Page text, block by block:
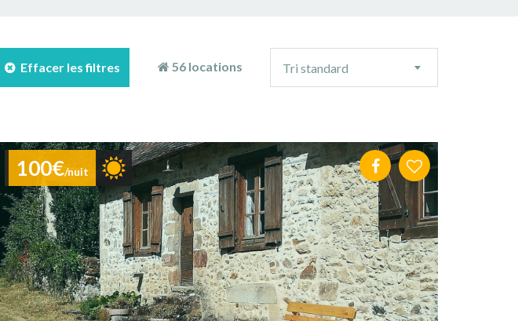
Effacer les filtres 56 locations
tri
Tri standard
100€/nuit